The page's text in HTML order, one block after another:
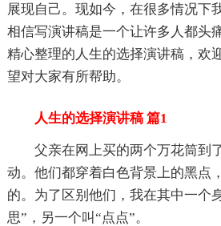
展现自己。现如今，在很多情况下
相信写演讲稿是一个让许多人都头
精心整理的人生的选择演讲稿，欢
望对大家有所帮助。
人生的选择演讲稿 篇1
父亲在网上买的两个万花筒
动。他们都穿着白色背景上的黑点
的。为了区别他们，我在其中一个
思”，另一个叫“点点”。